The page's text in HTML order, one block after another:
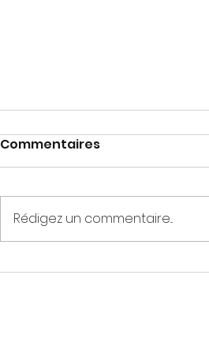
LES GESTES D’APRES
Commentaires
Rédigez un commentaire...